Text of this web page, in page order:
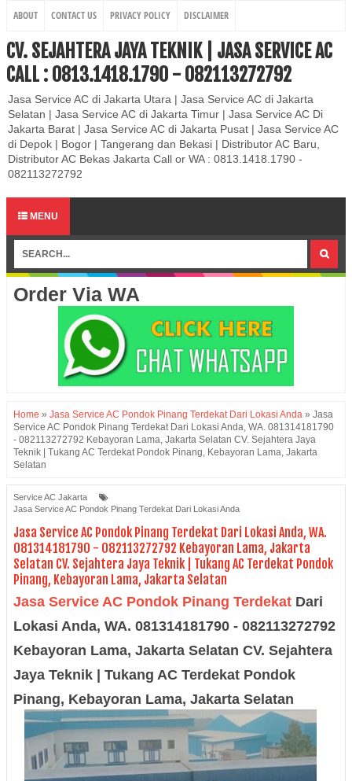
ABOUT CONTACT US PRIVACY POLICY DISCLAIMER
CV. SEJAHTERA JAYA TEKNIK | JASA SERVICE AC
CALL : 0813.1418.1790 - 082113272792
Jasa Service AC di Jakarta Utara | Jasa Service AC di Jakarta
Selatan | Jasa Service AC di Jakarta Timur | Jasa Service AC Di
Jakarta Barat | Jasa Service AC di Jakarta Pusat | Jasa Service AC
di Depok | Bogor | Tangerang dan Bekasi | Distributor AC Baru,
Distributor AC Bekas Jakarta Call or WA : 0813.1418.1790 -
082113272792
MENU
Order Via WA
Home » Jasa Service AC Pondok Pinang Terdekat Dari Lokasi Anda » Jasa
Service AC Pondok Pinang Terdekat Dari Lokasi Anda, WA. 081314181790
- 082113272792 Kebayoran Lama, Jakarta Selatan CV. Sejahtera Jaya
Teknik | Tukang AC Terdekat Pondok Pinang, Kebayoran Lama, Jakarta
Selatan
Service AC Jakarta
Jasa Service AC Pondok Pinang Terdekat Dari Lokasi Anda
Jasa Service AC Pondok Pinang Terdekat Dari Lokasi Anda, WA.
081314181790 - 082113272792 Kebayoran Lama, Jakarta
Selatan CV. Sejahtera Jaya Teknik | Tukang AC Terdekat Pondok
Pinang, Kebayoran Lama, Jakarta Selatan
Jasa Service AC Pondok Pinang Terdekat Dari
Lokasi Anda, WA. 081314181790 - 082113272792
Kebayoran Lama, Jakarta Selatan CV. Sejahtera
Jaya Teknik | Tukang AC Terdekat Pondok
Pinang, Kebayoran Lama, Jakarta Selatan